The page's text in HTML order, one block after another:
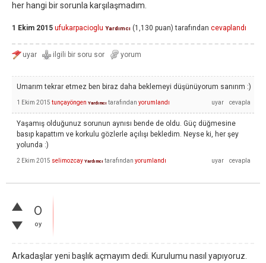
her hangi bir sorunla karşılaşmadım.
1 Ekim 2015 ufukarpacioglu Yardımcı (1,130 puan) tarafından cevaplandı
Umarım tekrar etmez ben biraz daha beklemeyi düşünüyorum sanırım :)
1 Ekim 2015 tunçayöngen Yardımcı tarafından yorumlandı
Yaşamış olduğunuz sorunun aynısı bende de oldu. Güç düğmesine
basıp kapattım ve korkulu gözlerle açılışı bekledim. Neyse ki, her şey
yolunda :)
2 Ekim 2015 selimozcay Yardımcı tarafından yorumlandı
0
oy
Arkadaşlar yeni başlık açmayım dedi. Kurulumu nasıl yapıyoruz.